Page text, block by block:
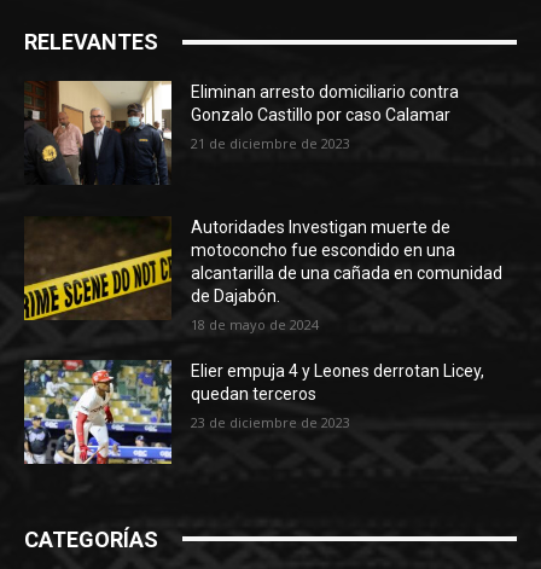
RELEVANTES
Eliminan arresto domiciliario contra
Gonzalo Castillo por caso Calamar
21 de diciembre de 2023
Autoridades Investigan muerte de
motoconcho fue escondido en una
alcantarilla de una cañada en comunidad
de Dajabón.
18 de mayo de 2024
Elier empuja 4 y Leones derrotan Licey,
quedan terceros
23 de diciembre de 2023
CATEGORÍAS